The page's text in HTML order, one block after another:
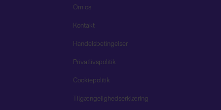
Om os
Kontakt
Handelsbetingelser
Privatlivspolitik
Cookiepolitik
Tilgængelighedserklæring